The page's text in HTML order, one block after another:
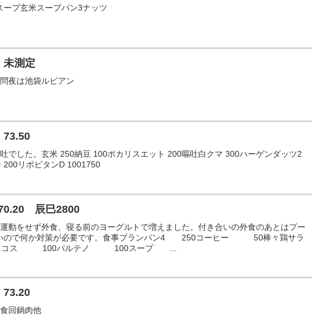
ープ玄米スープパン3ナッツ
測定
夜は池袋ルビアン
でした。玄米 250納豆 100ポカリスエット 200嘔吐白クマ 300ハーゲンダッツ2
200リポビタンD 1001750
辰巳2800
動をせず外食、寝る前のヨーグルトで増えました。付き合いの外食のあとはプー
ので何か対策が必要です。食事ブランパン4 250コーヒー 50棒々鶏サラ
コス 100パルテノ 100スープ ...
回鍋肉他